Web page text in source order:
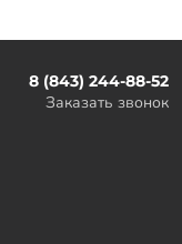
8 (843) 244-88-52
Заказать звонок